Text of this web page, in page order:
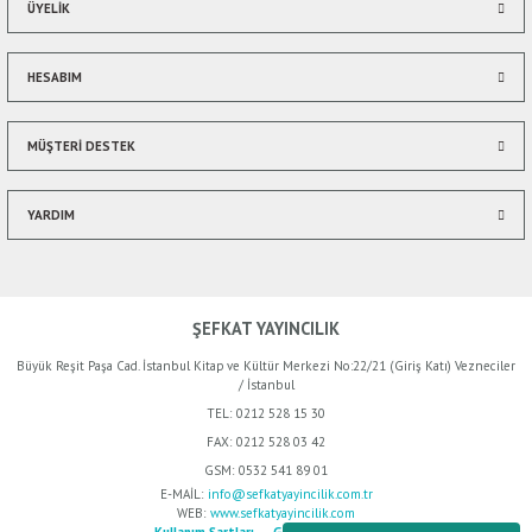
Gönder
ÜYELİK
HESABIM
MÜŞTERİ DESTEK
YARDIM
ŞEFKAT YAYINCILIK
Büyük Reşit Paşa Cad. İstanbul Kitap ve Kültür Merkezi No:22/21 (Giriş Katı) Vezneciler
/ İstanbul
TEL: 0212 528 15 30
FAX: 0212 528 03 42
GSM: 0532 541 89 01
E-MAİL: info@sefkatyayincilik.com.tr
WEB: www.sefkatyayincilik.com